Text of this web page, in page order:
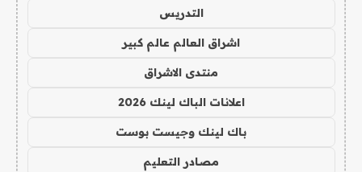
التدريس
اشراق العالم عالم كبير
منتدى الاشراق
اعلانات الباك لينك 2026
باك لينك وجيست بوست
مصادر التعليم